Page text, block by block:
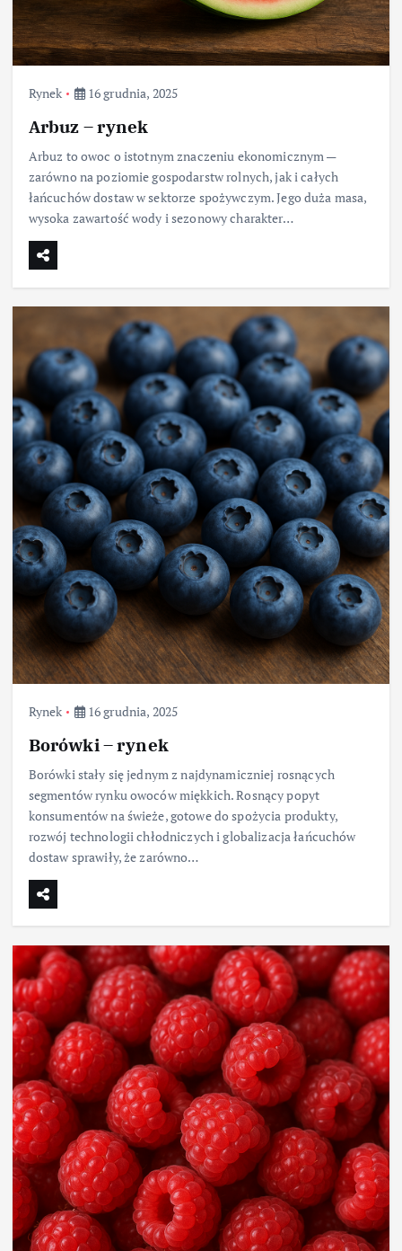
Rynek 16 grudnia, 2025
Arbuz – rynek
Arbuz to owoc o istotnym znaczeniu ekonomicznym —
zarówno na poziomie gospodarstw rolnych, jak i całych
łańcuchów dostaw w sektorze spożywczym. Jego duża masa,
wysoka zawartość wody i sezonowy charakter…
Rynek 16 grudnia, 2025
Borówki – rynek
Borówki stały się jednym z najdynamiczniej rosnących
segmentów rynku owoców miękkich. Rosnący popyt
konsumentów na świeże, gotowe do spożycia produkty,
rozwój technologii chłodniczych i globalizacja łańcuchów
dostaw sprawiły, że zarówno…